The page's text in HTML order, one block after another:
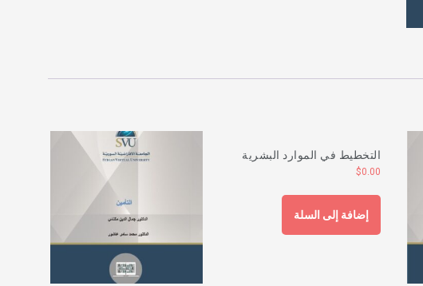
التخطيط في الموارد البشرية
$0.00
إضافة إلى السلة